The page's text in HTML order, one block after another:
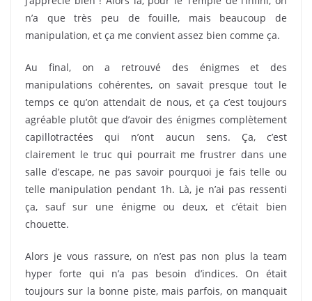
n’a que très peu de fouille, mais beaucoup de
manipulation, et ça me convient assez bien comme ça.
Au final, on a retrouvé des énigmes et des
manipulations cohérentes, on savait presque tout le
temps ce qu’on attendait de nous, et ça c’est toujours
agréable plutôt que d’avoir des énigmes complètement
capillotractées qui n’ont aucun sens. Ça, c’est
clairement le truc qui pourrait me frustrer dans une
salle d’escape, ne pas savoir pourquoi je fais telle ou
telle manipulation pendant 1h. Là, je n’ai pas ressenti
ça, sauf sur une énigme ou deux, et c’était bien
chouette.
Alors je vous rassure, on n’est pas non plus la team
hyper forte qui n’a pas besoin d’indices. On était
toujours sur la bonne piste, mais parfois, on manquait